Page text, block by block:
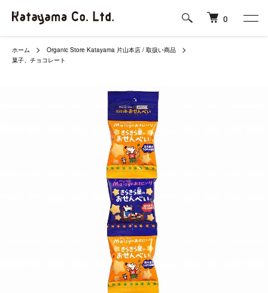
0
ホーム
Organic Store Katayama 片山本店 / 取扱い商品
菓子、チョコレート